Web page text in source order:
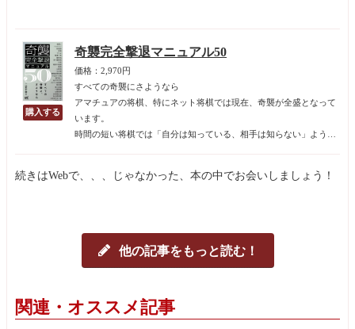
奇襲完全撃退マニュアル50
価格：2,970円
すべての奇襲にさようなら
アマチュアの将棋、特にネット将棋では現在、奇襲が全盛となって
います。
時間の短い将棋では「自分は知っている、相手は知らない」ような
です。
続きはWebで、、、じゃなかった、本の中でお会いしましょう！
他の記事をもっと読む！
関連・オススメ記事